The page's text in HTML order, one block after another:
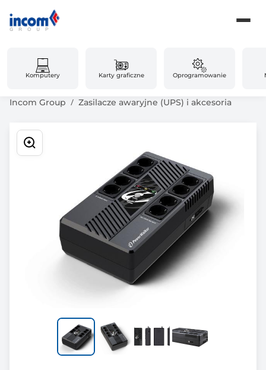
Komputery Karty graficzne Oprogramowanie
Incom Group Zasilacze awaryjne (UPS) i akcesoria